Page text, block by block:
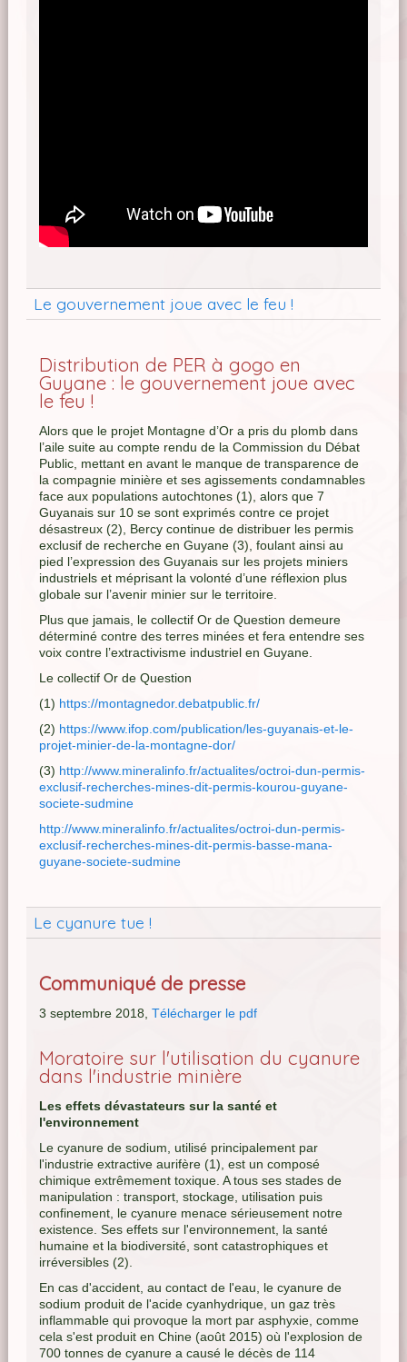
Le gouvernement joue avec le feu !
Distribution de PER à gogo en
Guyane : le gouvernement joue avec
le feu !
Alors que le projet Montagne d’Or a pris du plomb dans
l’aile suite au compte rendu de la Commission du Débat
Public, mettant en avant le manque de transparence de
la compagnie minière et ses agissements condamnables
face aux populations autochtones (1), alors que 7
Guyanais sur 10 se sont exprimés contre ce projet
désastreux (2), Bercy continue de distribuer les permis
exclusif de recherche en Guyane (3), foulant ainsi au
pied l’expression des Guyanais sur les projets miniers
industriels et méprisant la volonté d’une réflexion plus
globale sur l’avenir minier sur le territoire.
Plus que jamais, le collectif Or de Question demeure
déterminé contre des terres minées et fera entendre ses
voix contre l’extractivisme industriel en Guyane.
Le collectif Or de Question
(1) https://montagnedor.debatpublic.fr/
(2) https://www.ifop.com/publication/les-guyanais-et-le-
projet-minier-de-la-montagne-dor/
(3) http://www.mineralinfo.fr/actualites/octroi-dun-permis-
exclusif-recherches-mines-dit-permis-kourou-guyane-
societe-sudmine
http://www.mineralinfo.fr/actualites/octroi-dun-permis-
exclusif-recherches-mines-dit-permis-basse-mana-
guyane-societe-sudmine
Le cyanure tue !
Communiqué de presse
3 septembre 2018, Télécharger le pdf
Moratoire sur l'utilisation du cyanure
dans l'industrie minière
Les effets dévastateurs sur la santé et
l'environnement
Le cyanure de sodium, utilisé principalement par
l'industrie extractive aurifère (1), est un composé
chimique extrêmement toxique. A tous ses stades de
manipulation : transport, stockage, utilisation puis
confinement, le cyanure menace sérieusement notre
existence. Ses effets sur l'environnement, la santé
humaine et la biodiversité, sont catastrophiques et
irréversibles (2).
En cas d'accident, au contact de l'eau, le cyanure de
sodium produit de l'acide cyanhydrique, un gaz très
inflammable qui provoque la mort par asphyxie, comme
cela s'est produit en Chine (août 2015) où l'explosion de
700 tonnes de cyanure a causé le décès de 114